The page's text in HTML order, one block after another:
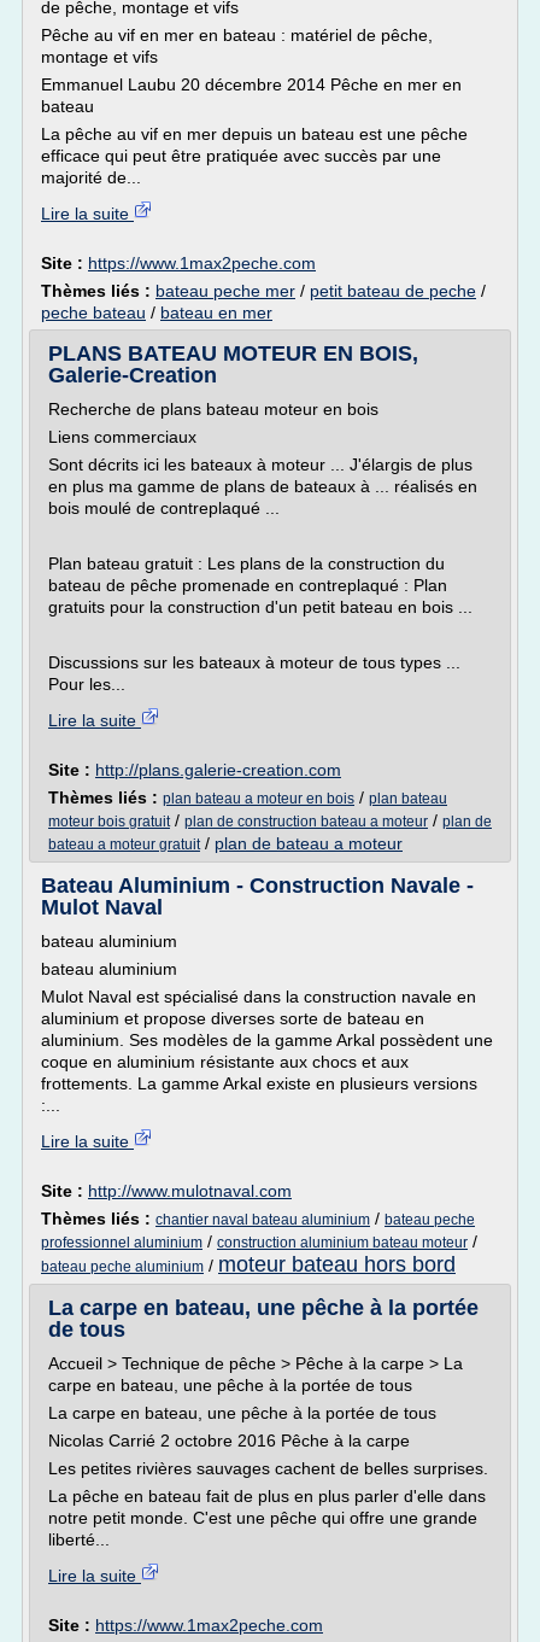
de pêche, montage et vifs
Pêche au vif en mer en bateau : matériel de pêche,
montage et vifs
Emmanuel Laubu 20 décembre 2014 Pêche en mer en
bateau
La pêche au vif en mer depuis un bateau est une pêche
efficace qui peut être pratiquée avec succès par une
majorité de...
Lire la suite
Site : https://www.1max2peche.com
Thèmes liés : bateau peche mer / petit bateau de peche /
peche bateau / bateau en mer
PLANS BATEAU MOTEUR EN BOIS,
Galerie-Creation
Recherche de plans bateau moteur en bois
Liens commerciaux
Sont décrits ici les bateaux à moteur ... J'élargis de plus
en plus ma gamme de plans de bateaux à ... réalisés en
bois moulé de contreplaqué ...
Plan bateau gratuit : Les plans de la construction du
bateau de pêche promenade en contreplaqué : Plan
gratuits pour la construction d'un petit bateau en bois ...
Discussions sur les bateaux à moteur de tous types ...
Pour les...
Lire la suite
Site : http://plans.galerie-creation.com
Thèmes liés : plan bateau a moteur en bois / plan bateau
moteur bois gratuit/ plan de construction bateau a moteur / plan de
bateau a moteur gratuit/ plan de bateau a moteur
Bateau Aluminium - Construction Navale -
Mulot Naval
bateau aluminium
bateau aluminium
Mulot Naval est spécialisé dans la construction navale en
aluminium et propose diverses sorte de bateau en
aluminium. Ses modèles de la gamme Arkal possèdent une
coque en aluminium résistante aux chocs et aux
frottements. La gamme Arkal existe en plusieurs versions
:...
Lire la suite
Site : http://www.mulotnaval.com
Thèmes liés : chantier naval bateau aluminium / bateau peche
professionnel aluminium / construction aluminium bateau moteur /
bateau peche aluminium / moteur bateau hors bord
La carpe en bateau, une pêche à la portée
de tous
Accueil > Technique de pêche > Pêche à la carpe > La
carpe en bateau, une pêche à la portée de tous
La carpe en bateau, une pêche à la portée de tous
Nicolas Carrié 2 octobre 2016 Pêche à la carpe
Les petites rivières sauvages cachent de belles surprises.
La pêche en bateau fait de plus en plus parler d'elle dans
notre petit monde. C'est une pêche qui offre une grande
liberté...
Lire la suite
Site : https://www.1max2peche.com